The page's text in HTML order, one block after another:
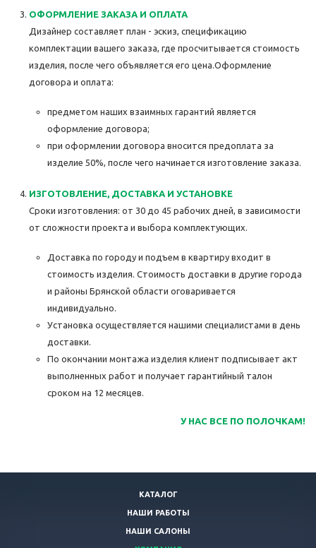
ОФОРМЛЕНИЕ ЗАКАЗА И ОПЛАТА
Дизайнер составляет план - эскиз, спецификацию
комплектации вашего заказа, где просчитывается стоимость
изделия, после чего объявляется его цена.Оформление
договора и оплата:
предметом наших взаимных гарантий является
оформление договора;
при оформлении договора вносится предоплата за
изделие 50%, после чего начинается изготовление заказа.
ИЗГОТОВЛЕНИЕ, ДОСТАВКА И УСТАНОВКЕ
Сроки изготовления: от 30 до 45 рабочих дней, в зависимости
от сложности проекта и выбора комплектующих.
Доставка по городу и подъем в квартиру входит в
стоимость изделия. Стоимость доставки в другие города
и районы Брянской области оговаривается
индивидуально.
Установка осуществляется нашими специалистами в день
доставки.
По окончании монтажа изделия клиент подписывает акт
выполненных работ и получает гарантийный талон
сроком на 12 месяцев.
У НАС ВСЕ ПО ПОЛОЧКАМ!
КАТАЛОГ
НАШИ РАБОТЫ
НАШИ САЛОНЫ